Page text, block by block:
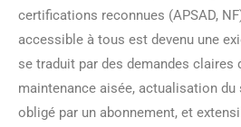
certifications reconnues (APSAD,
accessible à tous est devenu une
se traduit par des demandes claires
maintenance aisée, actualisation
obligé par un abonnement, et